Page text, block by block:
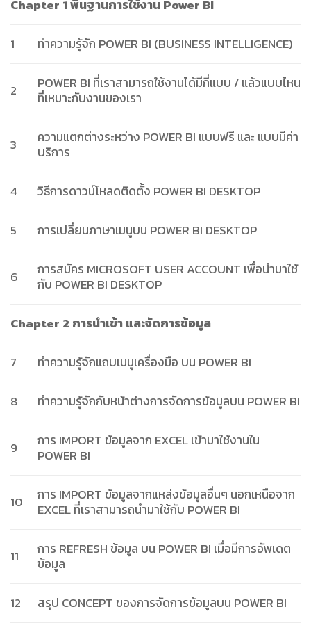
Chapter 1 พื้นฐานการใช้งาน Power BI
1 ทำความรู้จัก POWER BI (BUSINESS INTELLIGENCE)
2
POWER BI ที่เราสามารถใช้งานได้มีกี่แบบ / แล้วแบบไหน
ที่เหมาะกับงานของเรา
3
ความแตกต่างระหว่าง POWER BI แบบฟรี และ แบบมีค่า
บริการ
4 วิธีการดาวน์โหลดติดตั้ง POWER BI DESKTOP
5 การเปลี่ยนภาษาเมนูบน POWER BI DESKTOP
6
การสมัคร MICROSOFT USER ACCOUNT เพื่อนำมาใช้
กับ POWER BI DESKTOP
Chapter 2 การนำเข้า และจัดการข้อมูล
7 ทำความรู้จักแถบเมนูเครื่องมือ บน POWER BI
8 ทำความรู้จักกับหน้าต่างการจัดการข้อมูลบน POWER BI
9
การ IMPORT ข้อมูลจาก EXCEL เข้ามาใช้งานใน
POWER BI
10
การ IMPORT ข้อมูลจากแหล่งข้อมูลอื่นๆ นอกเหนือจาก
EXCEL ที่เราสามารถนำมาใช้กับ POWER BI
11
การ REFRESH ข้อมูล บน POWER BI เมื่อมีการอัพเดต
ข้อมูล
12 สรุป CONCEPT ของการจัดการข้อมูลบน POWER BI